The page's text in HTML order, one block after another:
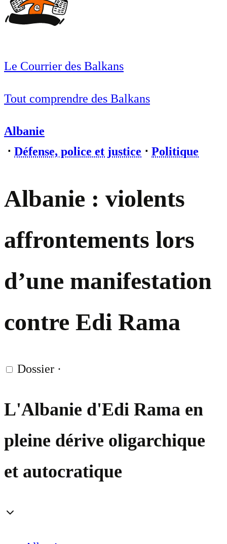
Le Courrier des Balkans
Tout comprendre des Balkans
Albanie
⋅ Défense, police et justice ⋅ Politique
Albanie : violents
affrontements lors
d’une manifestation
contre Edi Rama
Dossier ·
L'Albanie d'Edi Rama en
pleine dérive oligarchique
et autocratique